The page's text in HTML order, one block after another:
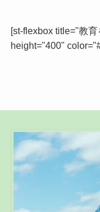
[st-flexbox title="教
height="400"